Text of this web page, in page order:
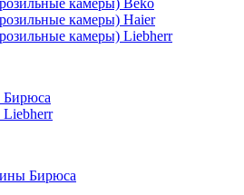
камеры) Beko
камеры) Haier
камеры) Liebherr
Бирюса
Бирюса